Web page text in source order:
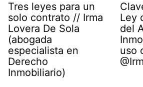
Tres leyes para un
solo contrato // Irma
Lovera De Sola
(abogada
especialista en
Derecho
Inmobiliario)
Ley
del
uso